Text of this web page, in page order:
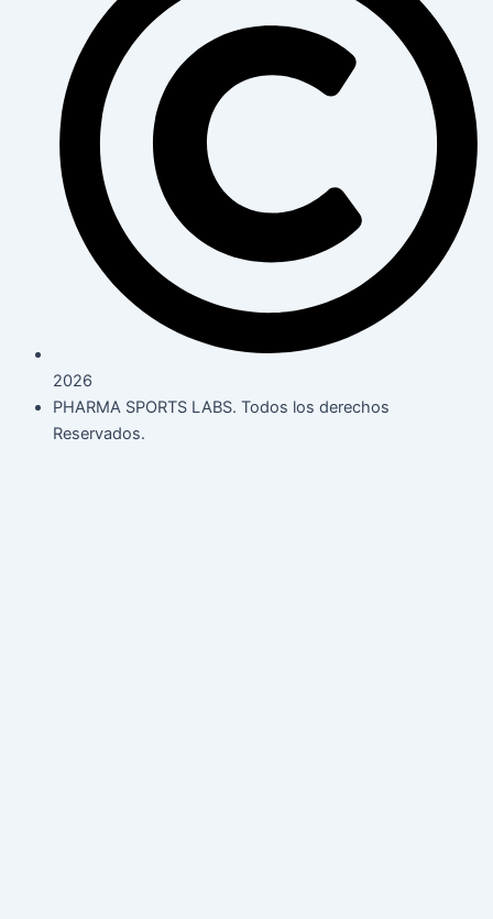
2026
PHARMA SPORTS LABS. Todos los derechos
Reservados.